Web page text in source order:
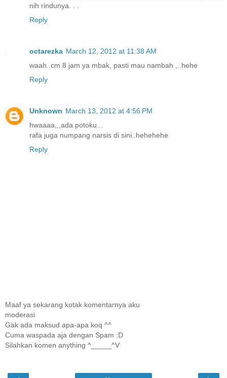
nih rindunya. . .
Reply
octarezka March 12, 2012 at 11:38 AM
waah..cm 8 jam ya mbak, pasti mau nambah ,..hehe
Reply
Unknown March 13, 2012 at 4:56 PM
hwaaaa,,,ada potoku...
rafa juga numpang narsis di sini..hehehehe
Reply
Maaf ya sekarang kotak komentarnya aku
moderasi
Gak ada maksud apa-apa koq ^^
Cuma waspada aja dengan Spam :D
Silahkan komen anything ^_____^V